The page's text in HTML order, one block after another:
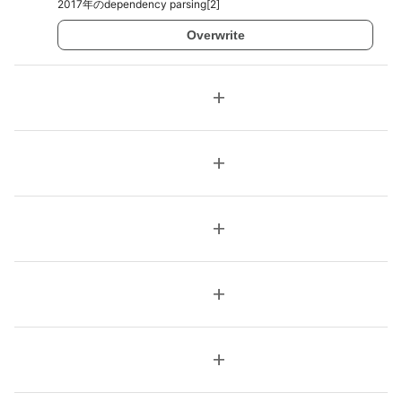
2017年のdependency parsing[2]
Overwrite
add
add
add
add
add